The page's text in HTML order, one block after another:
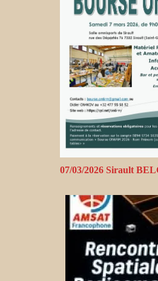
07/03/2026 Sirault